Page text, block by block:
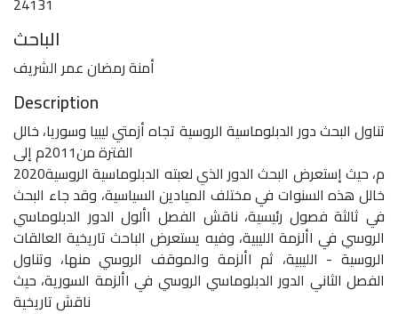
الباحث
أمنة رمضان عمر الشريف
Description
تناول البحث دور الدبلوماسية الروسية تجاه أزمتي ليبيا وسوريا، خالل
الفترة من2011م إلى
2020م، حيث إستعرض البحث الدور الذي لعبته الدبلوماسية الروسية
خالل هذه السنوات في مختلف الميادين السياسية، وقد جاء البحث
في ثالثة فصول رئيسية، ناقش الفصل األول الدور الدبلوماسي
الروسي في األزمة الليبية، وفيه يستعرض الباحث تاريخية العالقات
الروسية - الليبية، ثم األزمة والموقف الروسي منها، وتناول
الفصل الثاني الدور الدبلوماسي الروسي في األزمة السورية، حيث
ناقش تاريخية